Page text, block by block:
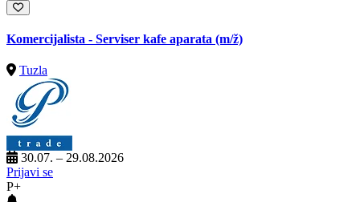
Komercijalista - Serviser kafe aparata (m/ž)
Tuzla
30.07. – 29.08.2026
Prijavi se
P+